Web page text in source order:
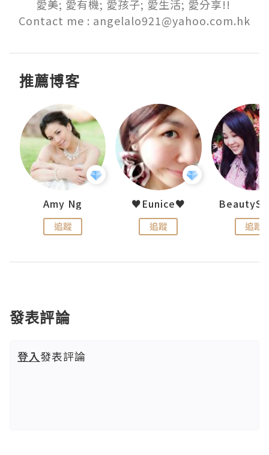
愛美; 愛有機; 愛孩子; 愛生活; 愛分享!!
Contact me : angelalo921@yahoo.com.hk
推薦博客
Amy Ng
追蹤
♥Eunice♥
追蹤 追蹤
發表評論
登入發表評論